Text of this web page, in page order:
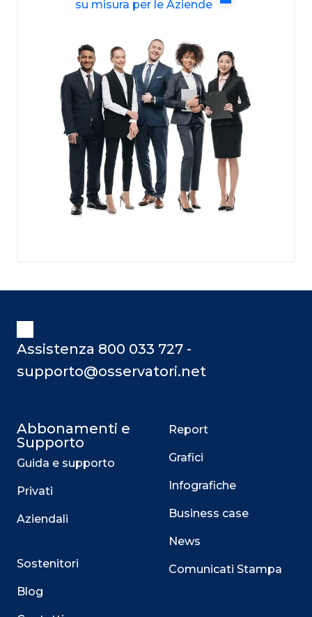
su misura per le Aziende
Assistenza 800 033 727 -
supporto@osservatori.net
Abbonamenti e
Supporto
Guida e supporto
Privati
Aziendali
Sostenitori
Blog
Report
Grafici
Infografiche
Business case
News
Comunicati Stampa